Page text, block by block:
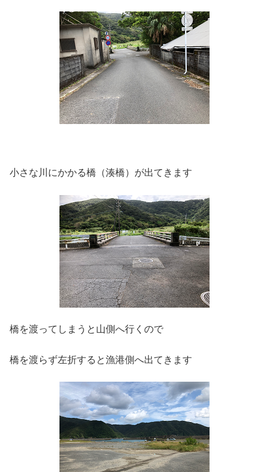
小さな川にかかる橋（湊橋）が出てきます
橋を渡ってしまうと山側へ行くので
橋を渡らず左折すると漁港側へ出てきます